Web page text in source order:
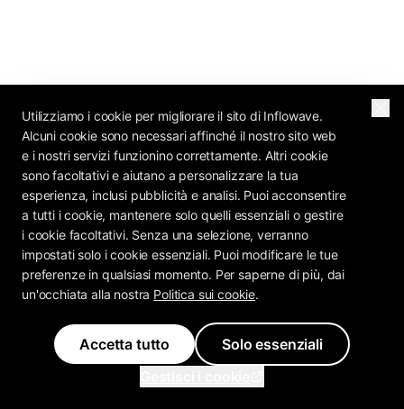
Utilizziamo i cookie per migliorare il sito di Inflowave.
Alcuni cookie sono necessari affinché il nostro sito web
e i nostri servizi funzionino correttamente. Altri cookie
sono facoltativi e aiutano a personalizzare la tua
esperienza, inclusi pubblicità e analisi. Puoi acconsentire
a tutti i cookie, mantenere solo quelli essenziali o gestire
i cookie facoltativi. Senza una selezione, verranno
impostati solo i cookie essenziali. Puoi modificare le tue
preferenze in qualsiasi momento. Per saperne di più, dai
un'occhiata alla nostra Politica sui cookie.
Accetta tutto
Solo essenziali